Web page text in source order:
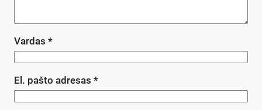
Vardas *
El. pašto adresas *